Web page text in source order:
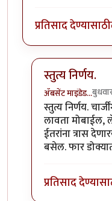
प्रतिसाद देण्यासाठी
स्तुत्य निर्णय.
ॲबसेंट माइंडेड…
In reply to
स्तुत्य निर्णय.
लावता मोबाईल,
ईतरांना त्रास
बसेल. फार
प्रतिसाद